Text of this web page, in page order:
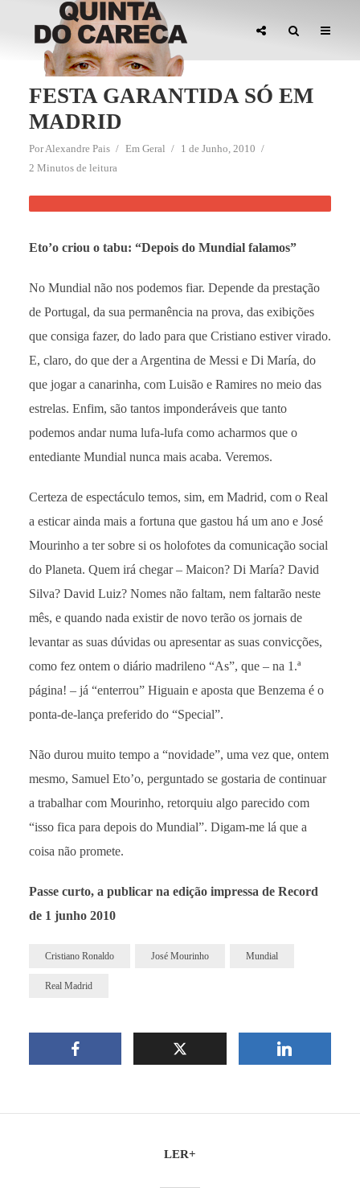
FESTA GARANTIDA SÓ EM
MADRID
PorAlexandre Pais Em Geral
1 de Junho, 2010
2 Minutos de leitura
Eto’o criou o tabu: “Depois do Mundial falamos”
No Mundial não nos podemos fiar. Depende da prestação
de Portugal, da sua permanência na prova, das exibições
que consiga fazer, do lado para que Cristiano estiver virado.
E, claro, do que der a Argentina de Messi e Di María, do
que jogar a canarinha, com Luisão e Ramires no meio das
estrelas. Enfim, são tantos imponderáveis que tanto
podemos andar numa lufa-lufa como acharmos que o
entediante Mundial nunca mais acaba. Veremos.
Certeza de espectáculo temos, sim, em Madrid, com o Real
a esticar ainda mais a fortuna que gastou há um ano e José
Mourinho a ter sobre si os holofotes da comunicação social
do Planeta. Quem irá chegar – Maicon? Di María? David
Silva? David Luiz? Nomes não faltam, nem faltarão neste
mês, e quando nada existir de novo terão os jornais de
levantar as suas dúvidas ou apresentar as suas convicções,
como fez ontem o diário madrileno “As”, que – na 1.ª
página! – já “enterrou” Higuain e aposta que Benzema é o
ponta-de-lança preferido do “Special”.
Não durou muito tempo a “novidade”, uma vez que, ontem
mesmo, Samuel Eto’o, perguntado se gostaria de continuar
a trabalhar com Mourinho, retorquiu algo parecido com
“isso fica para depois do Mundial”. Digam-me lá que a
coisa não promete.
Passe curto, a publicar na edição impressa de Record
de 1 junho 2010
Cristiano Ronaldo José Mourinho Mundial
Real Madrid
LER+